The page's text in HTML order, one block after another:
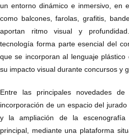
un entorno dinámico e inmersivo, en
como balcones, farolas, grafitis,
aportan ritmo visual y
tecnología forma parte esencial del
que se incorporan al lenguaje plástico
su impacto visual durante concursos y
Entre las principales novedades
incorporación de un espacio del
y la ampliación de la
principal, mediante una plataforma